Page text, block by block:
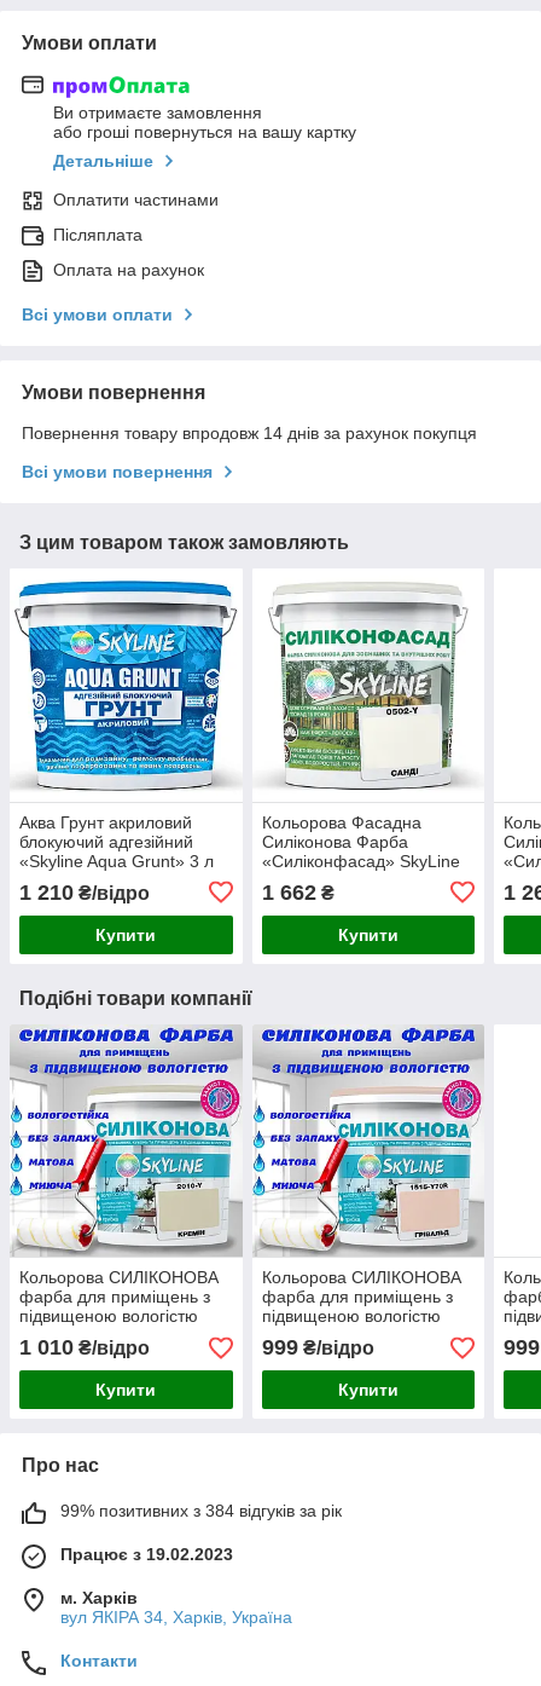
Умови оплати
Ви отримаєте замовлення
або гроші повернуться на вашу картку
Детальніше
Оплатити частинами
Післяплата
Оплата на рахунок
Всі умови оплати
Умови повернення
Повернення товару впродовж 14 днів за рахунок покупця
Всі умови повернення
З цим товаром також замовляють
Аква Грунт акриловий
блокуючий адгезійний
«Skyline Aqua Grunt» 3 л
поверхонь)
1 210 ₴/відро
Купити
Кольорова Фасадна
Силіконова Фарба
«Силіконфасад» SkyLine
1 662₴
Купити
1
Подібні товари компанії
Кольорова СИЛІКОНОВА
фарба для приміщень з
підвищеною вологістю
миюча протигрибкова
матова емаль SkyLine
Кремін 3 л
1 010 ₴/відро
Купити
Кольорова СИЛІКОНОВА
фарба для приміщень з
підвищеною вологістю
миюча протигрибкова
матова емаль SkyLine
Грівальд 3 л
999₴/відро
Купити
999
Про нас
99% позитивних з 384 відгуків за рік
Працює з 19.02.2023
м. Харків
вул ЯКІРА 34, Харків, Україна
Контакти